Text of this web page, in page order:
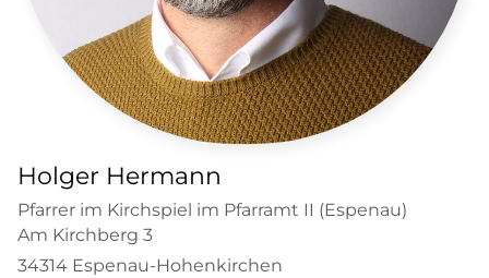
Holger Hermann
Pfarrer im Kirchspiel im Pfarramt II (Espenau)
Am Kirchberg 3
34314 Espenau-Hohenkirchen